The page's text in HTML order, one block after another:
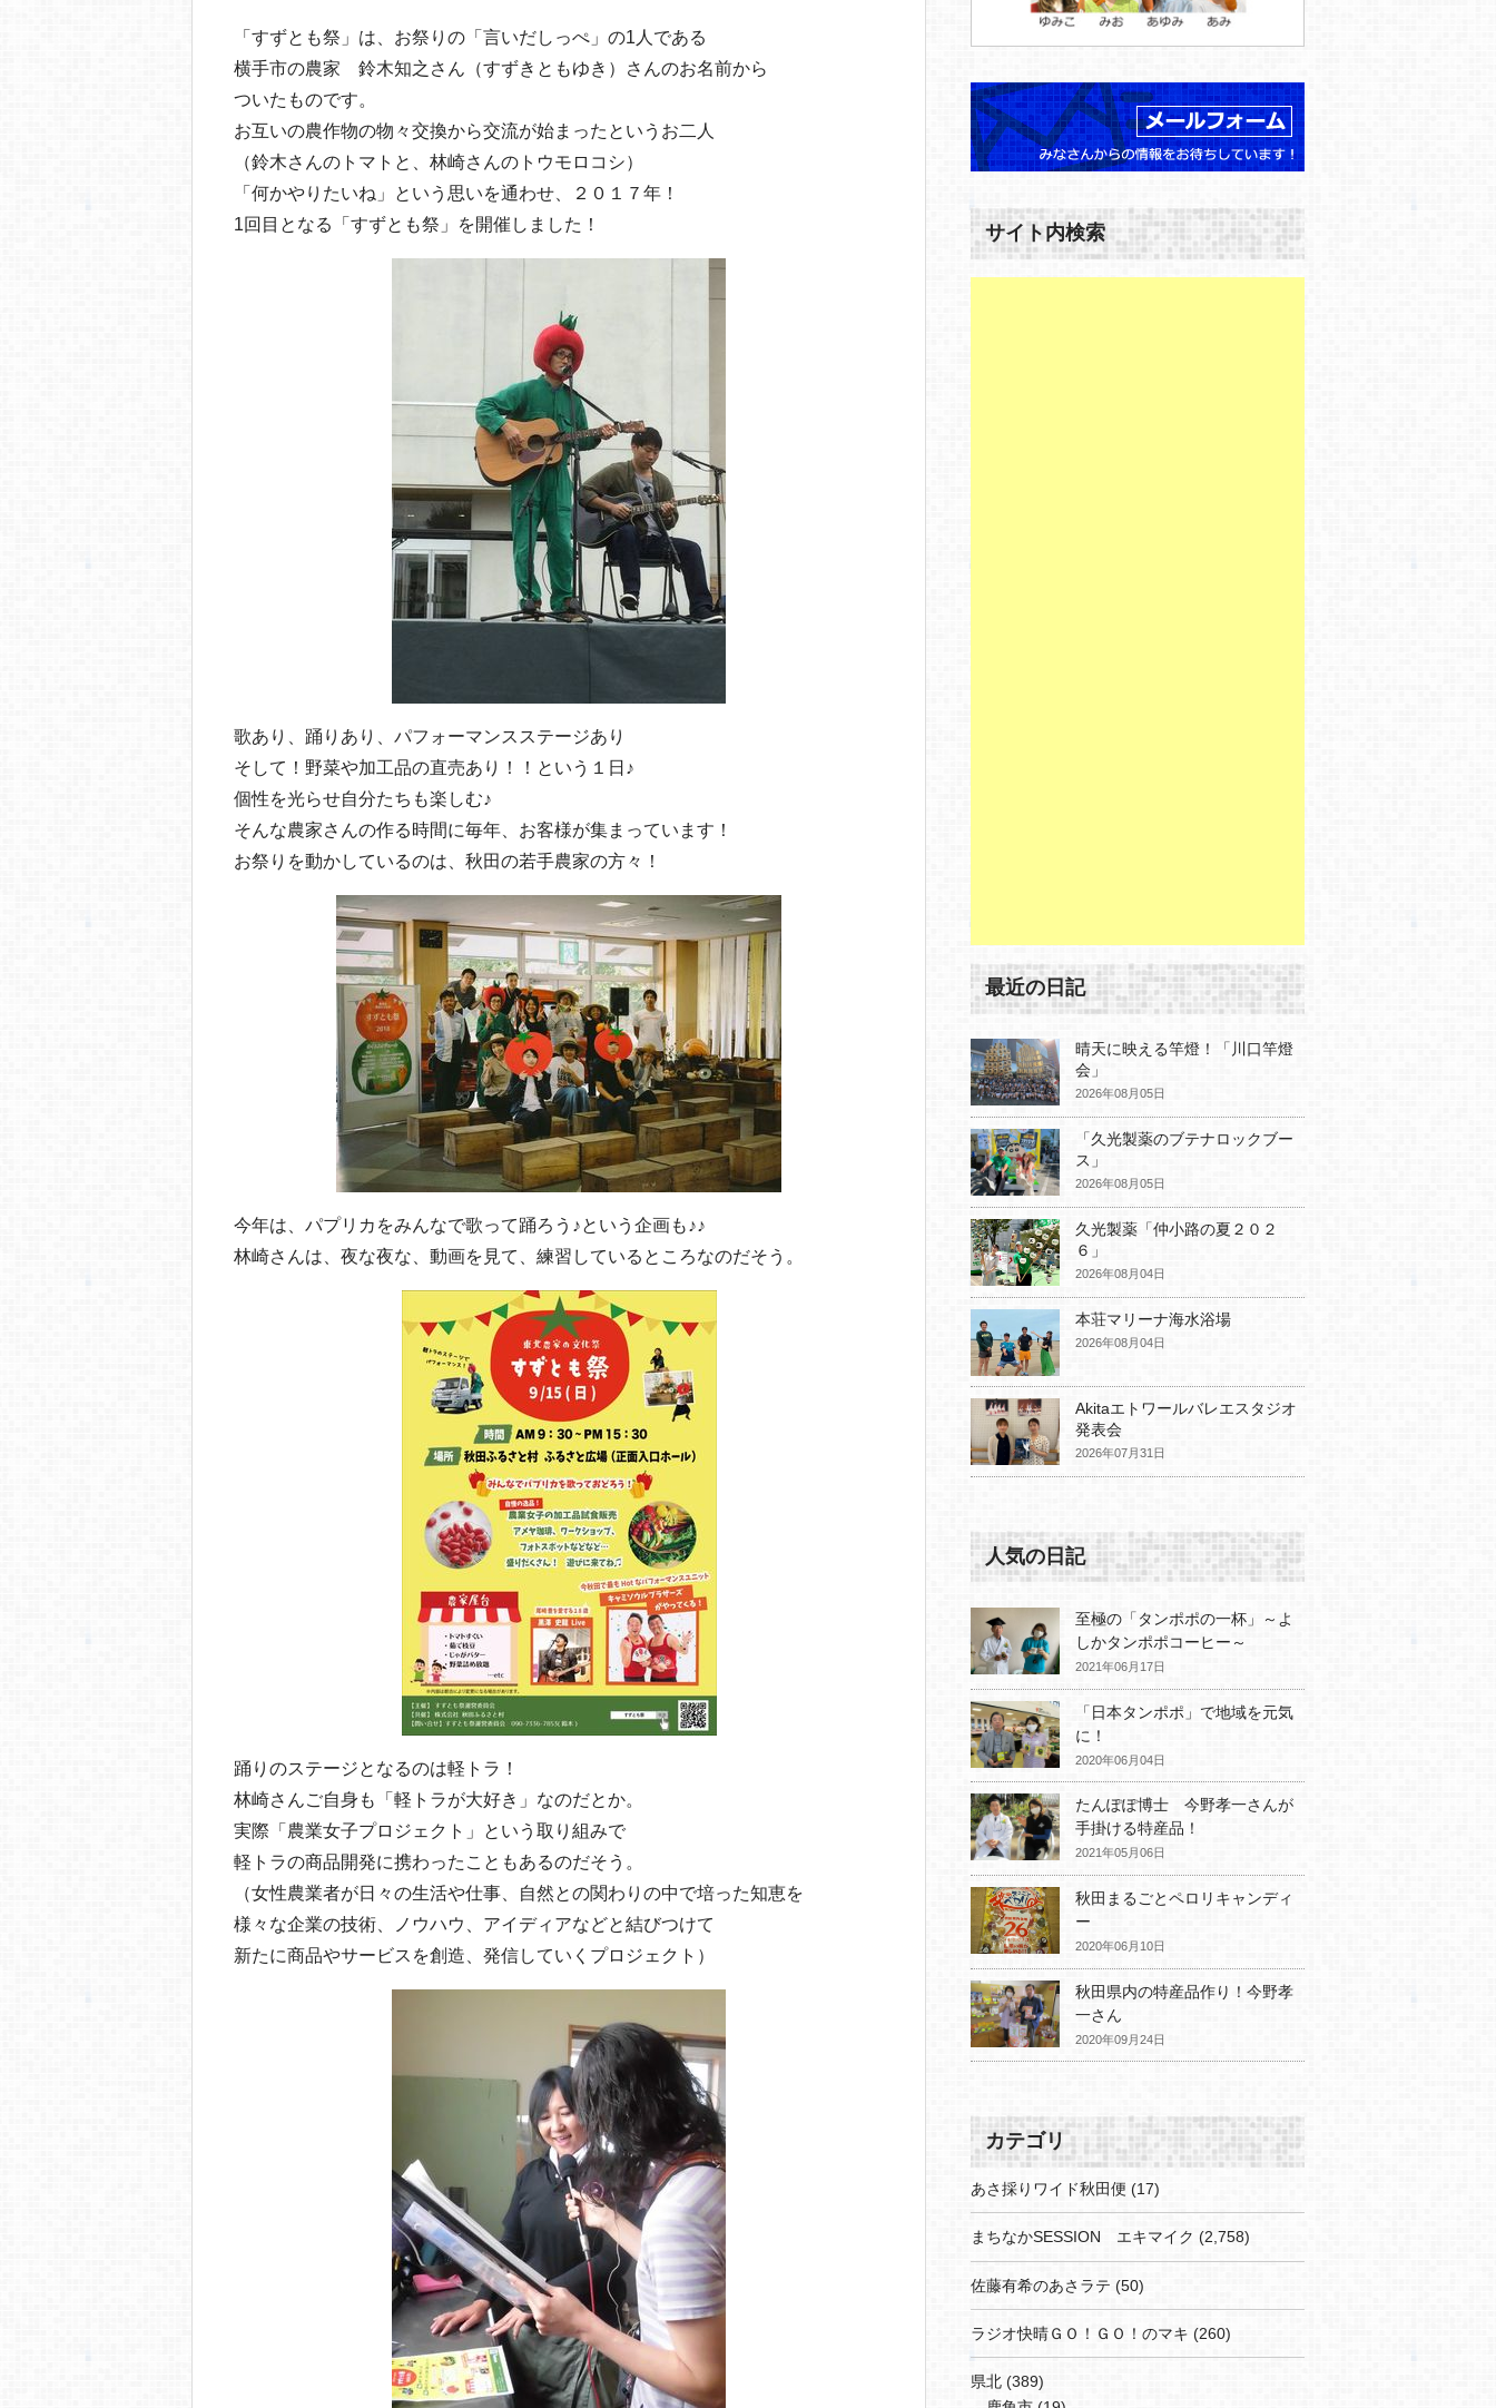
「すずとも祭」は、お祭りの「言いだしっぺ」の1人である
横手市の農家 鈴木知之さん（すずきともゆき）さんのお名前から
ついたものです。
お互いの農作物の物々交換から交流が始まったというお二人
（鈴木さんのトマトと、林崎さんのトウモロコシ）
「何かやりたいね」という思いを通わせ、２０１７年！
1回目となる「すずとも祭」を開催しました！
歌あり、踊りあり、パフォーマンスステージあり
そして！野菜や加工品の直売あり！！という１日♪
個性を光らせ自分たちも楽しむ♪
そんな農家さんの作る時間に毎年、お客様が集まっています！
お祭りを動かしているのは、秋田の若手農家の方々！
今年は、パプリカをみんなで歌って踊ろう♪という企画も♪♪
林崎さんは、夜な夜な、動画を見て、練習しているところなのだそう。
踊りのステージとなるのは軽トラ！
林崎さんご自身も「軽トラが大好き」なのだとか。
実際「農業女子プロジェクト」という取り組みで
軽トラの商品開発に携わったこともあるのだそう。
（女性農業者が日々の生活や仕事、自然との関わりの中で培った知恵を
様々な企業の技術、ノウハウ、アイディアなどと結びつけて
新たに商品やサービスを創造、発信していくプロジェクト）
サイト内検索
最近の日記
晴天に映える竿燈！「川口竿燈
会」
2026年08月05日
「久光製薬のブテナロックブー
ス」
2026年08月05日
久光製薬「仲小路の夏２０２
６」
2026年08月04日
本荘マリーナ海水浴場
2026年08月04日
Akitaエトワールバレエスタジオ
発表会
2026年07月31日
人気の日記
至極の「タンポポの一杯」～よ
しかタンポポコーヒー～
2021年06月17日
「日本タンポポ」で地域を元気
に！
2020年06月04日
たんぽぽ博士 今野孝一さんが
手掛ける特産品！
2021年05月06日
秋田まるごとペロリキャンディ
ー
2020年06月10日
秋田県内の特産品作り！今野孝
一さん
2020年09月24日
カテゴリ
あさ採りワイド秋田便 (17)
まちなかSESSION エキマイク (2,758)
佐藤有希のあさラテ (50)
ラジオ快晴ＧＯ！ＧＯ！のマキ (260)
県北 (389)